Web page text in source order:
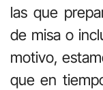
las que
de misa o
motivo,
que en